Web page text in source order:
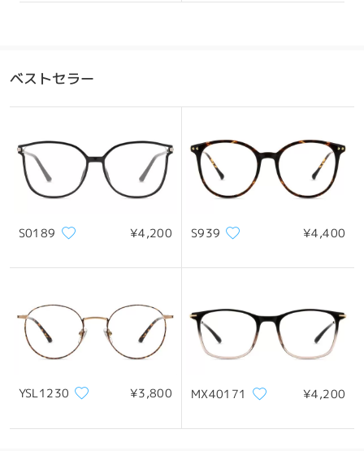
ベストセラー
S0189 ¥4,200 S939 ¥4,400
YSL1230 ¥3,800 MX40171 ¥4,200